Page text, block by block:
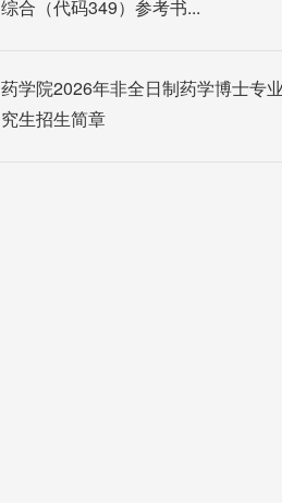
综合（代码349）参考书...
药学院2026年非全日制药学博士专
究生招生简章